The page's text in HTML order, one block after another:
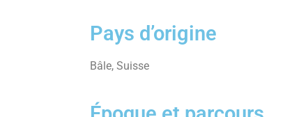
Pays d’origine
Bâle, Suisse